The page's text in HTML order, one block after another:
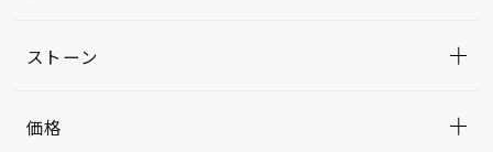
ストーン
価格